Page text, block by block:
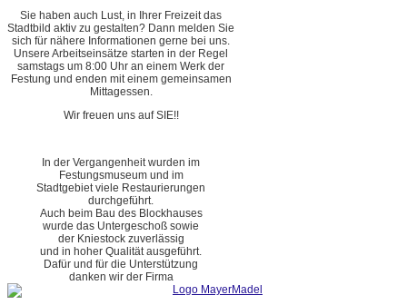
Sie haben auch Lust, in Ihrer Freizeit das
Stadtbild aktiv zu gestalten? Dann melden Sie
sich für nähere Informationen gerne bei uns.
Unsere Arbeitseinsätze starten in der Regel
samstags um 8:00 Uhr an einem Werk der
Festung und enden mit einem gemeinsamen
Mittagessen.
Wir freuen uns auf SIE!!
In der Vergangenheit wurden im
Festungsmuseum und im
Stadtgebiet viele Restaurierungen
durchgeführt.
Auch beim Bau des Blockhauses
wurde das Untergeschoß sowie
der Kniestock zuverlässig
und in hoher Qualität ausgeführt.
Dafür und für die Unterstützung
danken wir der Firma